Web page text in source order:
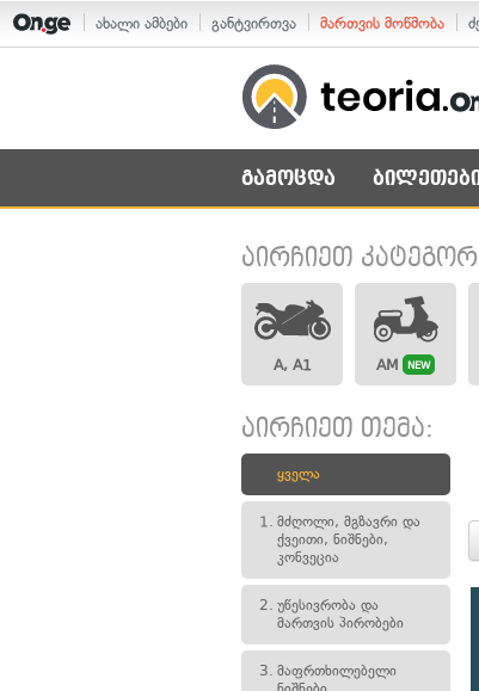
ახალი ამბები განტვირთვა მართვის მოწმობა
გამოცდა
აირჩიეთ
A, A1 AM NEW
აირჩიეთ თემა:
ყველა
1. მძღოლი, მგზავრი და
ქვეითი, ნიშნები,
კონვეცია
2. უწესივრობა და
მართვის პირობები
3. მაფრთხილებელი